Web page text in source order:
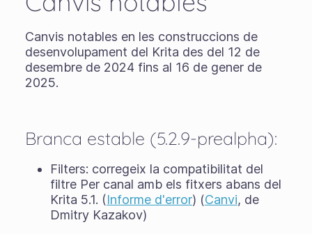
Canvis notables en les construccions de
desenvolupament del Krita des del 12 de
desembre de 2024 fins al 16 de gener de
2025.
Branca estable (5.2.9-prealpha):
Filters: corregeix la compatibilitat del
filtre Per canal amb els fitxers abans del
Krita 5.1. (Informe d'error) (Canvi, de
Dmitry Kazakov)